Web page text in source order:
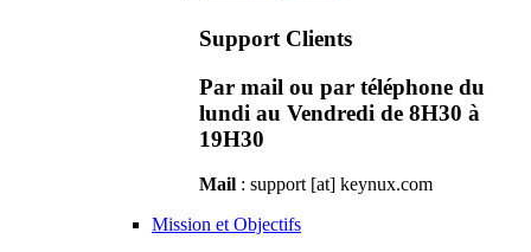
Support Clients
Par mail ou par téléphone du
lundi au Vendredi de 8H30 à
19H30
Mail : support [at] keynux.com
Mission et Objectifs